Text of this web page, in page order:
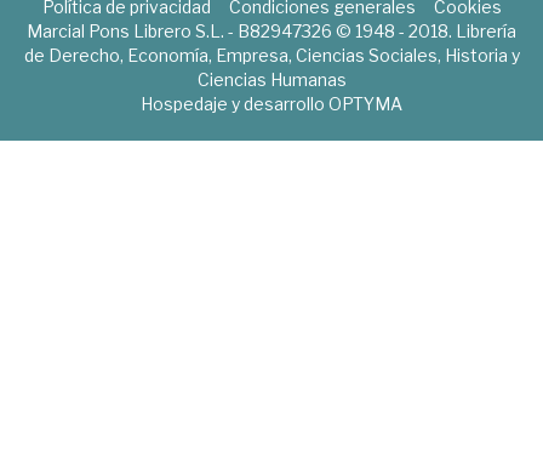
Política de privacidad Condiciones generales
Cookies
Marcial Pons Librero S.L. - B82947326 © 1948 - 2018. Librería
de Derecho, Economía, Empresa, Ciencias Sociales, Historia y
Ciencias Humanas
Hospedaje y desarrollo OPTYMA